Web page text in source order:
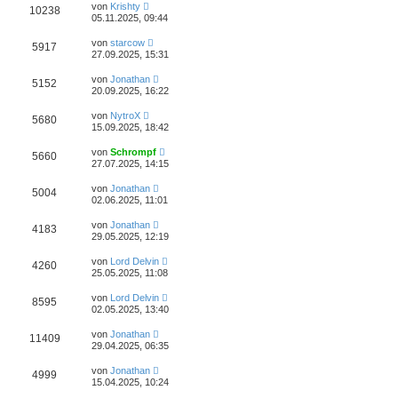
10238 von Krishty
05.11.2025, 09:44
5917 von starcow
27.09.2025, 15:31
5152 von Jonathan
20.09.2025, 16:22
5680 von NytroX
15.09.2025, 18:42
5660 von Schrompf
27.07.2025, 14:15
5004 von Jonathan
02.06.2025, 11:01
4183 von Jonathan
29.05.2025, 12:19
4260 von Lord Delvin
25.05.2025, 11:08
8595 von Lord Delvin
02.05.2025, 13:40
11409 von Jonathan
29.04.2025, 06:35
4999 von Jonathan
15.04.2025, 10:24